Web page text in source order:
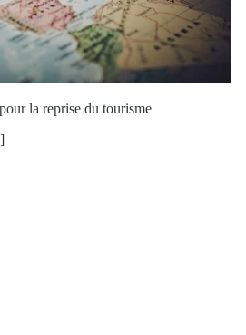
la reprise du tourisme